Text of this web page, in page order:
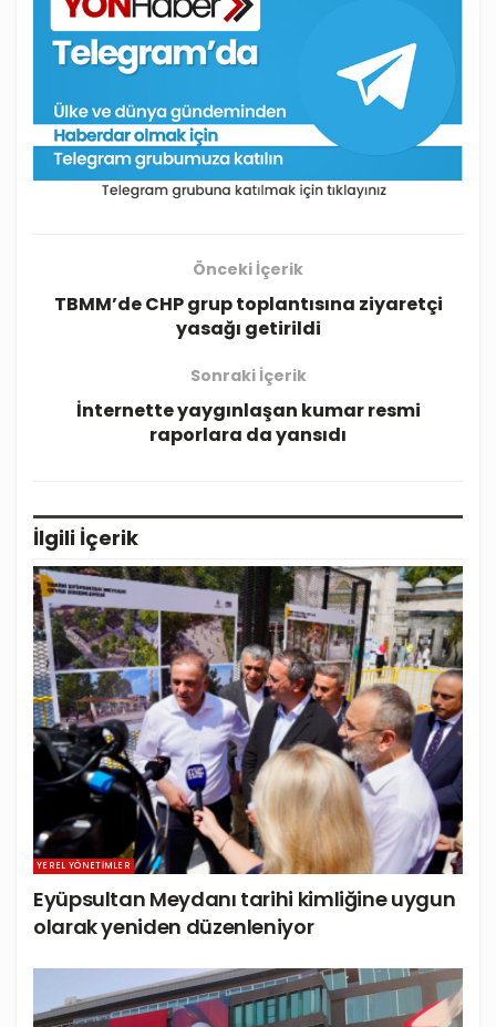
Önceki İçerik
TBMM’de CHP grup toplantısına ziyaretçi
yasağı getirildi
Sonraki İçerik
İnternette yaygınlaşan kumar resmi
raporlara da yansıdı
İlgili İçerik
YEREL YÖNETIMLER
Eyüpsultan Meydanı tarihi kimliğine uygun
olarak yeniden düzenleniyor